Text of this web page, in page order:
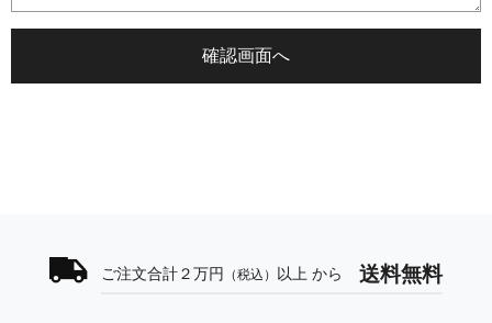
ご注文合計２万円 （税込） 以上 から 送料無料